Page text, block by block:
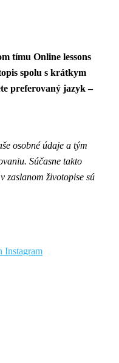
tímu Online lessons
spolu s krátkym
preferovaný jazyk –
osobné údaje a tým
Súčasne takto
zaslanom životopise sú